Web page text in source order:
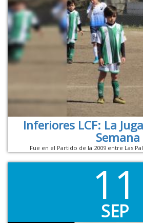
Inferiores LCF: La
Semana
Fue en el Partido de la 2009 entre Las
11
SEP